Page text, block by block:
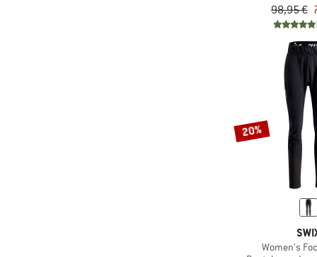
98,95 €
20%
Women's